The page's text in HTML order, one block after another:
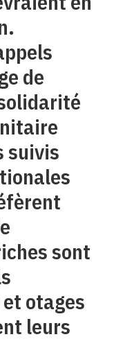
de
suivis
sont
otages
leurs